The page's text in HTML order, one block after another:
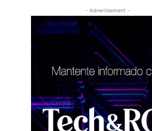
- Advertisement -